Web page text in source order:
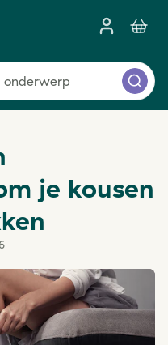
je kousen